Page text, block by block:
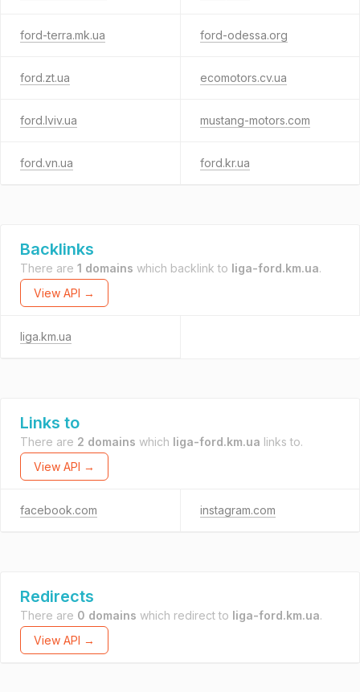
ford-terra.mk.ua ford-odessa.org
ford.zt.ua ecomotors.cv.ua
ford.lviv.ua mustang-motors.com
ford.vn.ua ford.kr.ua
Backlinks
There are 1 domains which backlink to liga-ford.km.ua.
View API →
liga.km.ua
Links to
There are 2 domains which liga-ford.km.ua links to.
View API →
facebook.com instagram.com
Redirects
There are 0 domains which redirect to liga-ford.km.ua.
View API →